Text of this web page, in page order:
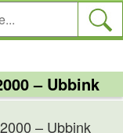
– Ubbink
– Ubbink